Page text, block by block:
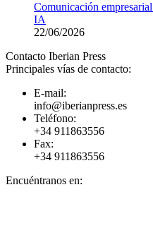
Comunicación
IA
22/06/2026
Contacto Iberian Press
Principales vías de contacto:
E-mail:
info@iberianpress.es
Teléfono:
+34 911863556
Fax:
+34 911863556
Encuéntranos en: